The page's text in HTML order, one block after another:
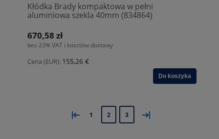
Kłódka Brady kompaktowa w pełni
aluminiowa szekla 40mm (834864)
670,58 zł
bez 23% VAT i kosztów dostawy
Cena (EUR): 155,26 €
Do koszyka
« 1 2 3 »